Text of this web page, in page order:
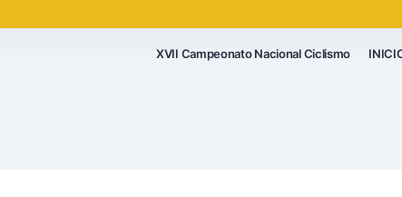
XVII Campeonato Nacional Ciclismo